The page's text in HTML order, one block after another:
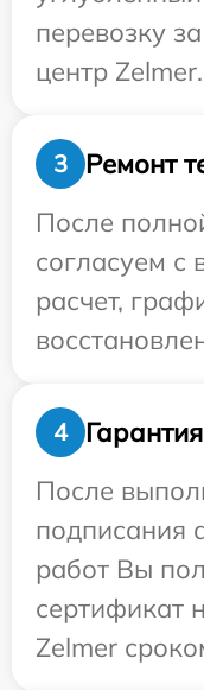
перевозку
центр Zelmer.
3
Ремонт
После
согласуем с
расчет,
4
Гарантия
После
подписания
работ Вы
сертификат
Zelmer